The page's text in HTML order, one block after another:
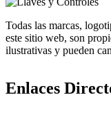
Todas las marcas,
este sitio web, son
ilustrativas y pueden
Enlaces